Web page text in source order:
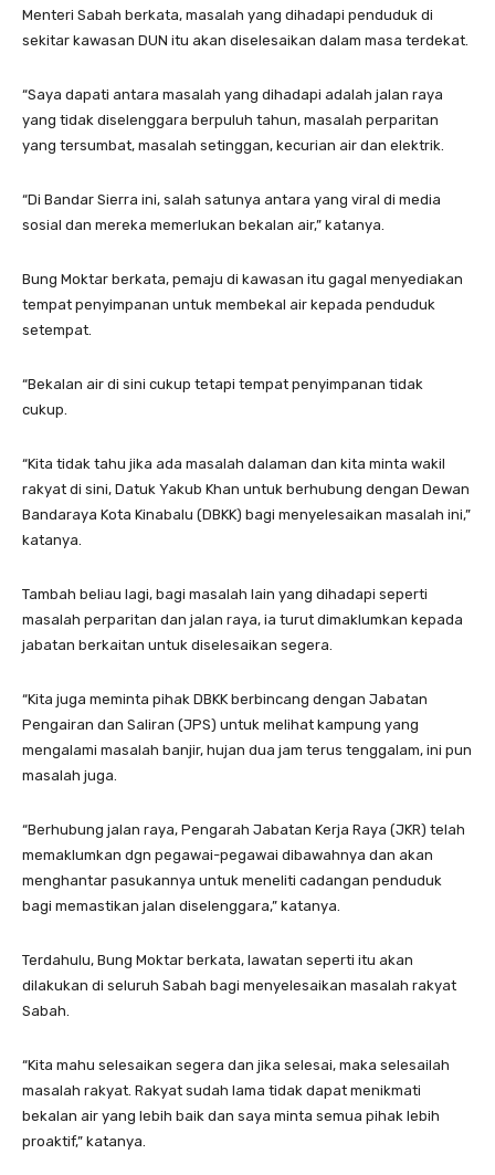
Menteri Sabah berkata, masalah yang dihadapi penduduk di
sekitar kawasan DUN itu akan diselesaikan dalam masa terdekat.
“Saya dapati antara masalah yang dihadapi adalah jalan raya
yang tidak diselenggara berpuluh tahun, masalah perparitan
yang tersumbat, masalah setinggan, kecurian air dan elektrik.
“Di Bandar Sierra ini, salah satunya antara yang viral di media
sosial dan mereka memerlukan bekalan air,” katanya.
Bung Moktar berkata, pemaju di kawasan itu gagal menyediakan
tempat penyimpanan untuk membekal air kepada penduduk
setempat.
“Bekalan air di sini cukup tetapi tempat penyimpanan tidak
cukup.
“Kita tidak tahu jika ada masalah dalaman dan kita minta wakil
rakyat di sini, Datuk Yakub Khan untuk berhubung dengan Dewan
Bandaraya Kota Kinabalu (DBKK) bagi menyelesaikan masalah ini,”
katanya.
Tambah beliau lagi, bagi masalah lain yang dihadapi seperti
masalah perparitan dan jalan raya, ia turut dimaklumkan kepada
jabatan berkaitan untuk diselesaikan segera.
“Kita juga meminta pihak DBKK berbincang dengan Jabatan
Pengairan dan Saliran (JPS) untuk melihat kampung yang
mengalami masalah banjir, hujan dua jam terus tenggalam, ini pun
masalah juga.
“Berhubung jalan raya, Pengarah Jabatan Kerja Raya (JKR) telah
memaklumkan dgn pegawai-pegawai dibawahnya dan akan
menghantar pasukannya untuk meneliti cadangan penduduk
bagi memastikan jalan diselenggara,” katanya.
Terdahulu, Bung Moktar berkata, lawatan seperti itu akan
dilakukan di seluruh Sabah bagi menyelesaikan masalah rakyat
Sabah.
“Kita mahu selesaikan segera dan jika selesai, maka selesailah
masalah rakyat. Rakyat sudah lama tidak dapat menikmati
bekalan air yang lebih baik dan saya minta semua pihak lebih
proaktif,” katanya.